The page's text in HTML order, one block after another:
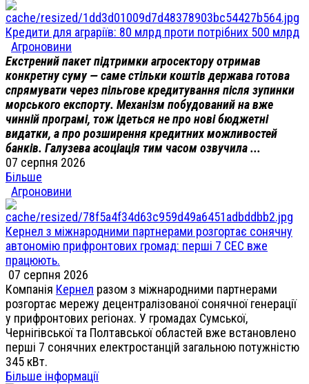
Кредити для аграріїв: 80 млрд проти потрібних 500 млрд
Агроновини
Екстрений пакет підтримки агросектору отримав
конкретну суму — саме стільки коштів держава готова
спрямувати через пільгове кредитування після зупинки
морського експорту. Механізм побудований на вже
чинній програмі, тож ідеться не про нові бюджетні
видатки, а про розширення кредитних можливостей
банків. Галузева асоціація тим часом озвучила ...
07 серпня 2026
Більше
Агроновини
Кернел з міжнародними партнерами розгортає сонячну
автономію прифронтових громад: перші 7 СЕС вже
працюють.
07 серпня 2026
Компанія Кернел разом з міжнародними партнерами
розгортає мережу децентралізованої сонячної генерації
у прифронтових регіонах. У громадах Сумської,
Чернігівської та Полтавської областей вже встановлено
перші 7 сонячних електростанцій загальною потужністю
345 кВт.
Більше інформації